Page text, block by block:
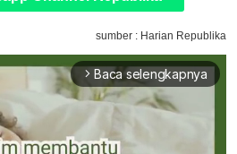
sumber : Harian Republika
arrow_forward_ios Baca selengkapnya